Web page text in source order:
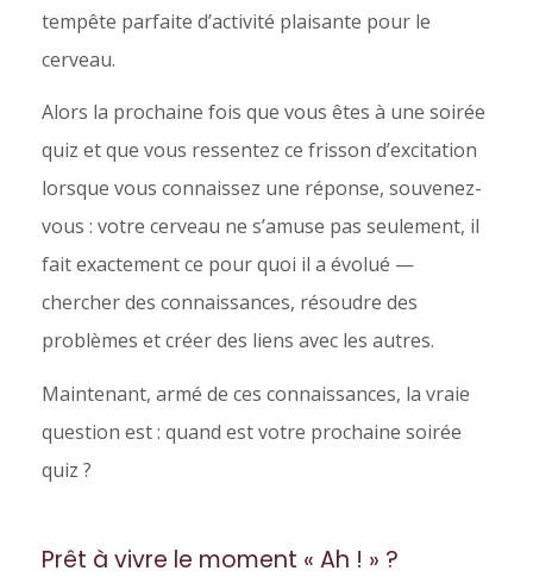
tempête parfaite d’activité plaisante pour le
cerveau.
Alors la prochaine fois que vous êtes à une soirée
quiz et que vous ressentez ce frisson d’excitation
lorsque vous connaissez une réponse, souvenez-
vous : votre cerveau ne s’amuse pas seulement, il
fait exactement ce pour quoi il a évolué —
chercher des connaissances, résoudre des
problèmes et créer des liens avec les autres.
Maintenant, armé de ces connaissances, la vraie
question est : quand est votre prochaine soirée
quiz ?
Prêt à vivre le moment « Ah ! » ?